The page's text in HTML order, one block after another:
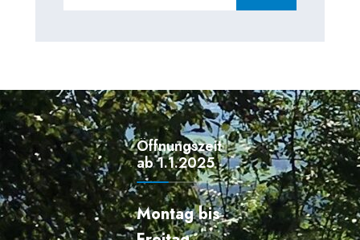
Öffnungszeiten
ab 1.1.2025
Montag bis